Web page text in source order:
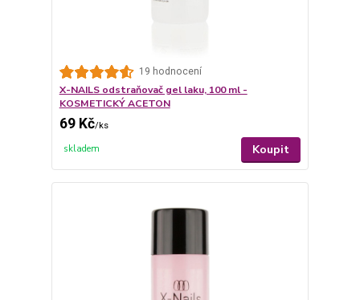
19 hodnocení
X-NAILS odstraňovač gel laku, 100 ml -
KOSMETICKÝ ACETON
69 Kč/ks
skladem Koupit